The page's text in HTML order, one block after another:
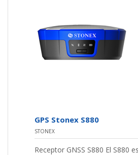
GPS Stonex S880
STONEX
Receptor GNSS S880 El S880